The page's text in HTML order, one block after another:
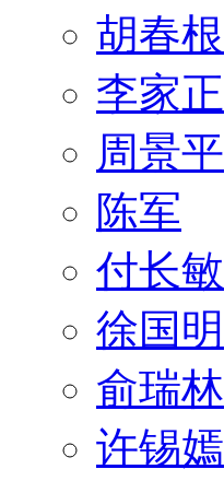
胡春根
李家正
周景平
陈军
付长敏
徐国明
俞瑞林
许锡嫣